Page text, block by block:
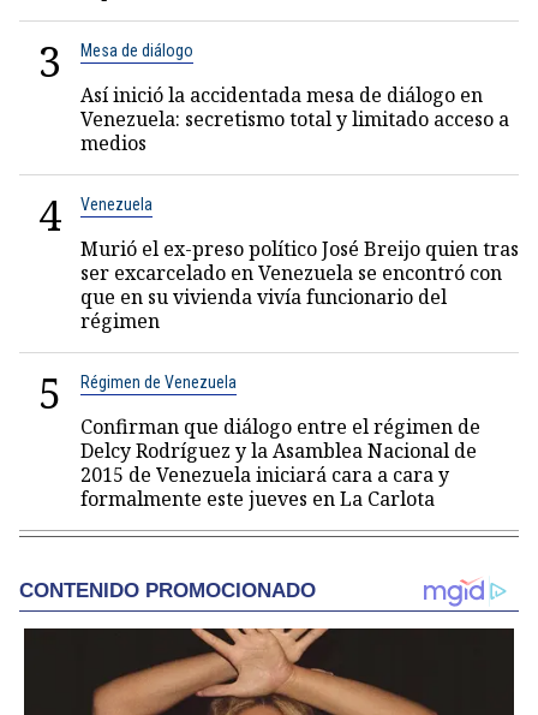
3 Mesa de diálogo
Así inició la accidentada mesa de diálogo en
Venezuela: secretismo total y limitado acceso a
medios
4 Venezuela
Murió el ex-preso político José Breijo quien tras
ser excarcelado en Venezuela se encontró con
que en su vivienda vivía funcionario del
régimen
5 Régimen de Venezuela
Confirman que diálogo entre el régimen de
Delcy Rodríguez y la Asamblea Nacional de
2015 de Venezuela iniciará cara a cara y
formalmente este jueves en La Carlota